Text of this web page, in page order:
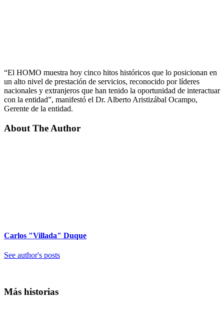
“El HOMO muestra hoy cinco hitos históricos que lo posicionan en
un alto nivel de prestación de servicios, reconocido por líderes
nacionales y extranjeros que han tenido la oportunidad de interactuar
con la entidad”, manifestó el Dr. Alberto Aristizábal Ocampo,
Gerente de la entidad.
About The Author
Carlos "Villada" Duque
See author's posts
Más historias